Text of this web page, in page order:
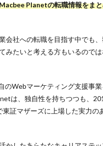
Planetの転職情報をま
会社への転職を目指す中でも
みたいと考える方もいるので
のWebマーケティング支援事
は、独自性を持ちつつも、
東証マザーズに上場した実力の